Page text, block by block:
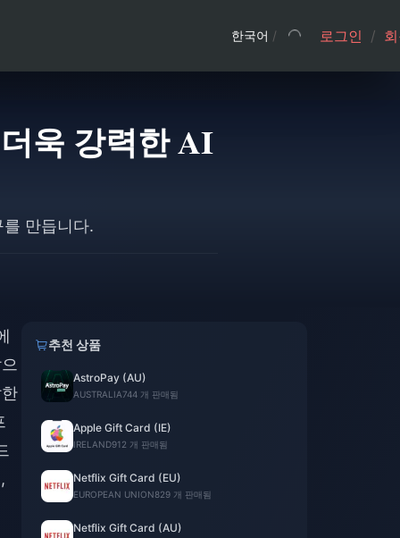
한국어 / 로그인 /
욱 강력한 AI
만듭니다.
추천 상품
AstroPay (AU)
AUSTRALIA744 개 판매됨
Apple Gift Card (IE)
IRELAND912 개 판매됨
Netflix Gift Card (EU)
EUROPEAN UNION829 개 판매됨
Netflix Gift Card (AU)